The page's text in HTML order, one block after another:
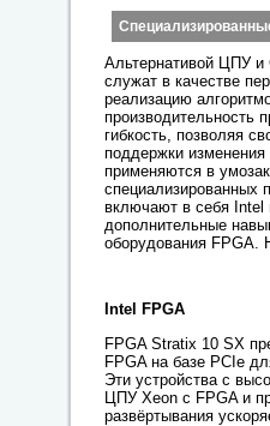
Альтернативой ЦПУ и
служат в качестве
реализацию
производительность
гибкость, позволяя
поддержки
применяются в
специализированных
включают в себя Intel
дополнительные
оборудования FPGA.
Intel FPGA
FPGA Stratix 10 SX
FPGA на базе PCIe
Эти устройства с
ЦПУ Xeon с FPGA и
развёртывания